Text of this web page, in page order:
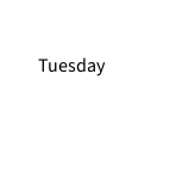
Tuesday